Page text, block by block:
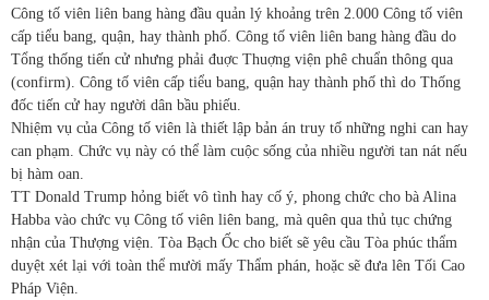
Công tố viên liên bang hàng đầu quản lý khoảng trên 2.000 Công tố viên
cấp tiểu bang, quận, hay thành phố. Công tố viên liên bang hàng đầu do
Tổng thống tiến cử nhưng phải đuợc Thuợng viện phê chuẩn thông qua
(confirm). Công tố viên cấp tiểu bang, quận hay thành phố thì do Thống
đốc tiến cử hay người dân bầu phiếu.
Nhiệm vụ của Công tố viên là thiết lập bản án truy tố những nghi can hay
can phạm. Chức vụ này có thể làm cuộc sống của nhiều người tan nát nếu
bị hàm oan.
TT Donald Trump hỏng biết vô tình hay cố ý, phong chức cho bà Alina
Habba vào chức vụ Công tố viên liên bang, mà quên qua thủ tục chứng
nhận của Thượng viện. Tòa Bạch Ốc cho biết sẽ yêu cầu Tòa phúc thẩm
duyệt xét lại với toàn thể mười mấy Thẩm phán, hoặc sẽ đưa lên Tối Cao
Pháp Viện.